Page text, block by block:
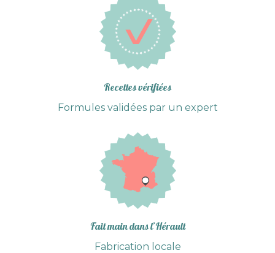
Recettes vérifiées
Formules validées par un expert
Fait main dans l’Hérault
Fabrication locale